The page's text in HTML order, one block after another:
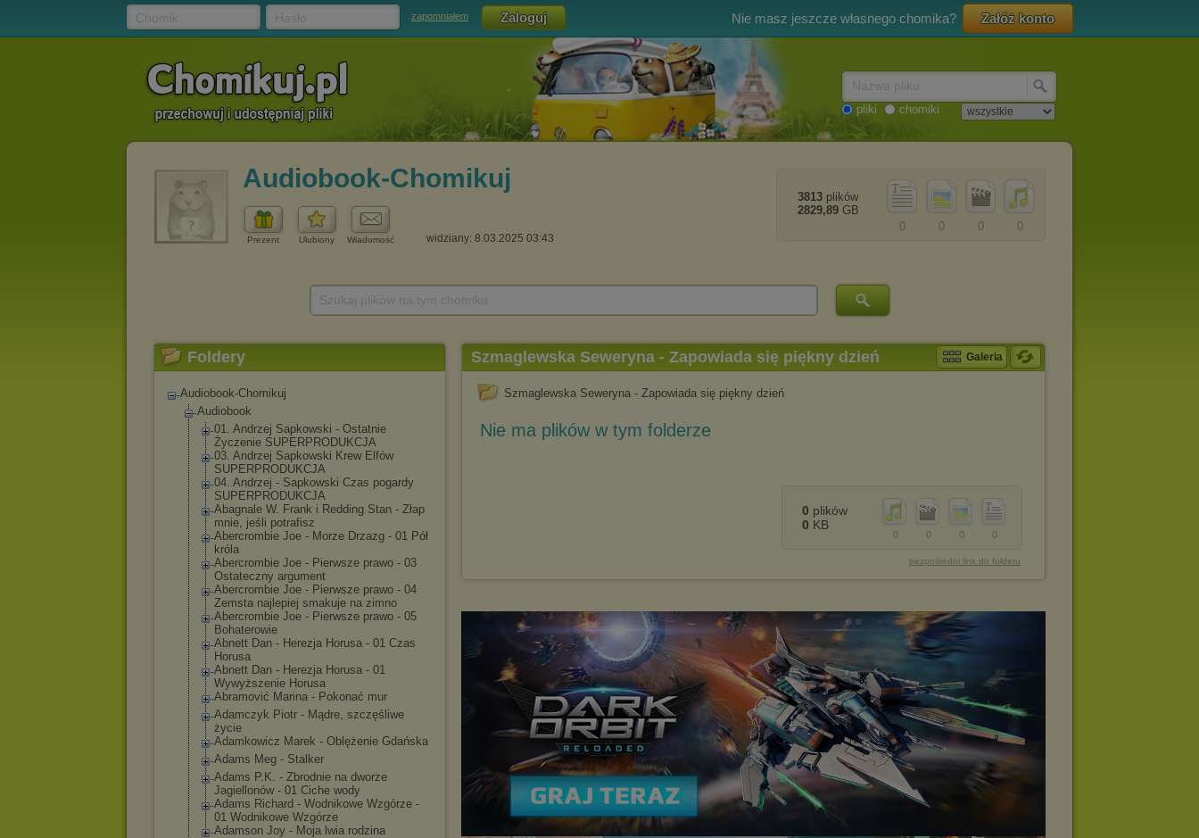
zapomniałem Nie masz jeszcze własnego chomika? Załóż konto
pliki chomiki
Audiobook-Chomikuj
Prezent Ulubiony Wiadomość widziany: 8.03.2025 03:43
0
0
0
0
3813 plików
2829,89 GB
Foldery
Audiobook-Chomikuj
Audiobook
01. Andrzej Sapkowski - Ostatnie
Życzenie SUPERPRODUKCJA
03. Andrzej Sapkowski Krew Elfów
SUPERPRODUKCJA
04. Andrzej - Sapkowski Czas pogardy
SUPERPRODUKCJA
Abagnale W. Frank i Redding Stan - Złap
mnie, jeśli potrafisz
Abercrombie Joe - Morze Drzazg - 01 Pół
króla
Abercrombie Joe - Pierwsze prawo - 03
Ostateczny argument
Abercrombie Joe - Pierwsze prawo - 04
Zemsta najlepiej smakuje na zimno
Abercrombie Joe - Pierwsze prawo - 05
Bohaterowie
Abnett Dan - Herezja Horusa - 01 Czas
Horusa
Abnett Dan - Herezja Horusa - 01
Wywyższenie Horusa
Abramović Marina - Pokonać mur
Adamczyk Piotr - Mądre, szczęśliwe
życie
Adamkowicz Marek - Oblężenie Gdańska
Adams Meg - Stalker
Adams P.K. - Zbrodnie na dworze
Jagiellonów - 01 Ciche wody
Adams Richard - Wodnikowe Wzgórze -
01 Wodnikowe Wzgórze
Adamson Joy - Moja lwia rodzina
Szmaglewska Seweryna - Zapowiada się piękny dzień Galeria
Szmaglewska Seweryna - Zapowiada się piękny dzień
Nie ma plików w tym folderze
0
0
0
0
0 plików
0 KB
bezpośredni link do folderu